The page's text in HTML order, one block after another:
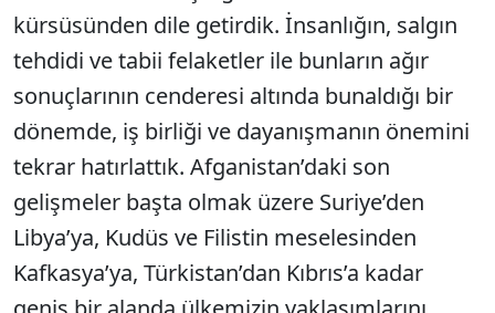
kürsüsünden dile getirdik. İnsanlığın, salgın
tehdidi ve tabii felaketler ile bunların ağır
sonuçlarının cenderesi altında bunaldığı bir
dönemde, iş birliği ve dayanışmanın önemini
tekrar hatırlattık. Afganistan’daki son
gelişmeler başta olmak üzere Suriye’den
Libya’ya, Kudüs ve Filistin meselesinden
Kafkasya’ya, Türkistan’dan Kıbrıs’a kadar